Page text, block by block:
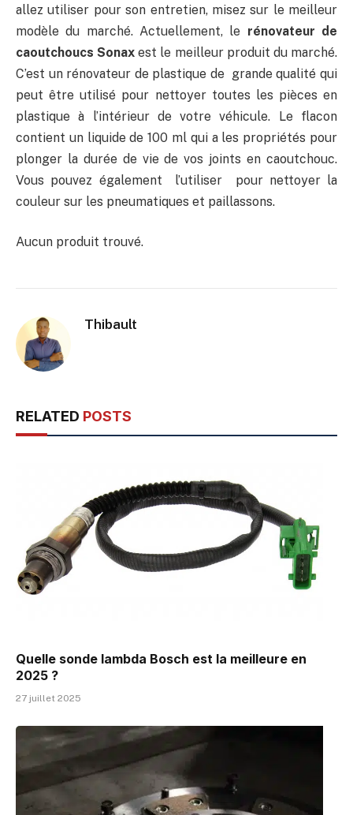
allez utiliser pour son entretien, misez sur le meilleur
modèle du marché. Actuellement, le rénovateur de
caoutchoucs Sonax est le meilleur produit du marché.
C’est un rénovateur de plastique de grande qualité qui
peut être utilisé pour nettoyer toutes les pièces en
plastique à l’intérieur de votre véhicule. Le flacon
contient un liquide de 100 ml qui a les propriétés pour
plonger la durée de vie de vos joints en caoutchouc.
Vous pouvez également l’utiliser pour nettoyer la
couleur sur les pneumatiques et paillassons.
Aucun produit trouvé.
Thibault
RELATED POSTS
Quelle sonde lambda Bosch est la meilleure en
2025 ?
27 juillet 2025